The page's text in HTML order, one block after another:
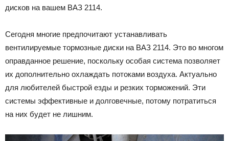
дисков на вашем ВАЗ 2114.
Сегодня многие предпочитают устанавливать
вентилируемые тормозные диски на ВАЗ 2114. Это во многом
оправданное решение, поскольку особая система позволяет
их дополнительно охлаждать потоками воздуха. Актуально
для любителей быстрой езды и резких торможений. Эти
системы эффективные и долговечные, потому потратиться
на них будет не лишним.